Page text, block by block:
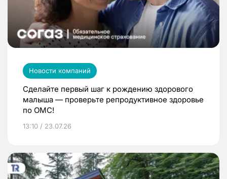
Новости компаний
Сделайте первый шаг к рождению здорового
малыша — проверьте репродуктивное здоровье
по ОМС!
13:10 / 23.07.26